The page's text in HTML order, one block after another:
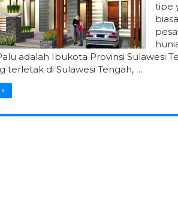
tipe
adalah Ibukota Provinsi Sulawesi
terletak di Sulawesi Tengah, …
»